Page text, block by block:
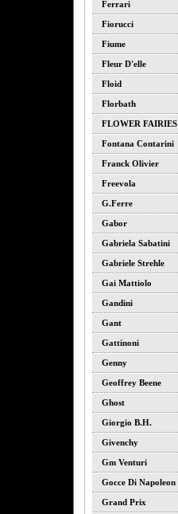
Ferrari
Fiorucci
Fiume
Fleur D'elle
Floid
Florbath
FLOWER FAIRIES
Fontana Contarini
Franck Olivier
Freevola
G.ferre
Gabor
Gabriela Sabatini
Gabriele Strehle
Gai Mattiolo
Gandini
Gant
Gattinoni
Genny
Geoffrey Beene
Ghost
Giorgio B.h.
Givenchy
Gm Venturi
Gocce Di Napoleon
Grand Prix